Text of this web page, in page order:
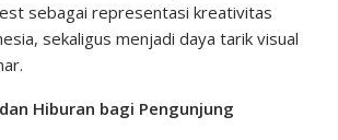
sebagai representasi kreativitas
sekaligus menjadi daya tarik visual
Hiburan bagi Pengunjung